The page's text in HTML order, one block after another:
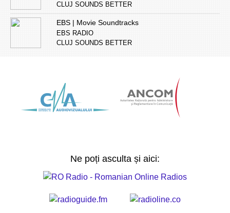
CLUJ SOUNDS BETTER
EBS | Movie Soundtracks
EBS RADIO
CLUJ SOUNDS BETTER
Ne poți asculta și aici: